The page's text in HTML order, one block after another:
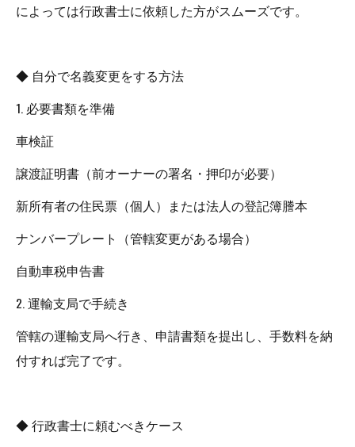
によっては行政書士に依頼した方がスムーズです。
◆ 自分で名義変更をする方法
1. 必要書類を準備
車検証
譲渡証明書（前オーナーの署名・押印が必要）
新所有者の住民票（個人）または法人の登記簿謄本
ナンバープレート（管轄変更がある場合）
自動車税申告書
2. 運輸支局で手続き
管轄の運輸支局へ行き、申請書類を提出し、手数料を納
付すれば完了です。
◆ 行政書士に頼むべきケース